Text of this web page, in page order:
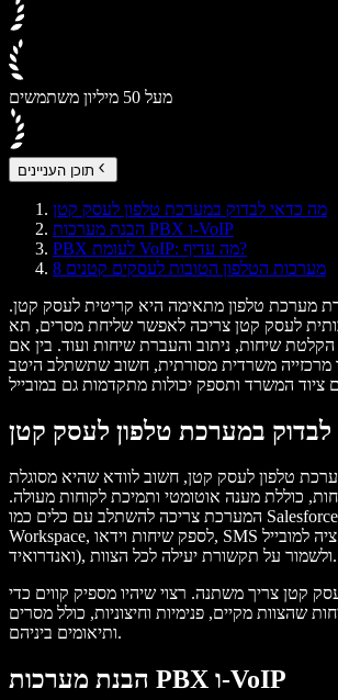
מעל 50 מיליון משתמשים
תוכן העניינים
מה כדאי לבדוק במערכת טלפון לעסק קטן
הבנת מערכות PBX ו-VoIP
PBX לעומת VoIP: מה עדיף?
8 מערכות הטלפון הטובות לעסקים קטנים
מערכת טלפון מתאימה היא קריטית לעסק קטן.
לעסק קטן צריכה לאפשר שליחת מסרים, תא
הקלטת שיחות, ניתוב והעברת שיחות ועוד. בין אם
מרכזייה משרדית מסורתית, חשוב שתשתלב היטב
במערכת טלפון לעסק קטן
טלפון לעסק קטן, חשוב לוודא שהיא מסוגלת
כוללת מענה אוטומטי ותמיכת לקוחות מעולה.
המערכת צריכה להשתלב עם כלים כמו Salesforce, Microsoft ו-Google
Workspace, לספק שיחות וידאו, SMS ואפליקציה למובייל (iOS
ואנדרואיד), ולשמור על תקשורת יעילה לכל הצוות.
קטן צריך משתנה. רצוי שיהיו מספיק קווים כדי
שהצוות מקיים, פנימיות וחיצוניות, כולל מסרים
ותיאומים ביניהם.
הבנת מערכות PBX ו-VoIP